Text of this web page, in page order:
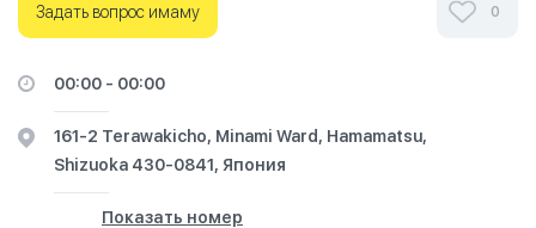
здесь.
Задать вопрос имаму 0
00:00 - 00:00
161-2 Terawakicho, Minami Ward, Hamamatsu,
Shizuoka 430-0841, Япония
Показать номер